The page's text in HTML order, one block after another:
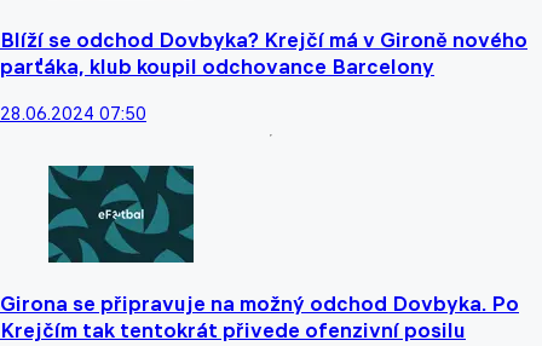
Blíží se odchod Dovbyka? Krejčí má v Gironě nového
parťáka, klub koupil odchovance Barcelony
28.06.2024 07:50
Girona se připravuje na možný odchod Dovbyka. Po
Krejčím tak tentokrát přivede ofenzivní posilu